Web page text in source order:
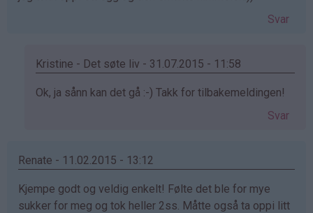
Svar
Kristine - Det søte liv - 31.07.2015 - 11:58
Som
Catrine
bekreftet)
Ok, ja sånn kan det gå :-) Takk for tilbakemeldingen!
Svar
Renate - 11.02.2015 - 13:12
Kjempe godt og veldig enkelt! Følte det ble for mye
sukker for meg og tok heller 2ss. Måtte også ta oppi litt